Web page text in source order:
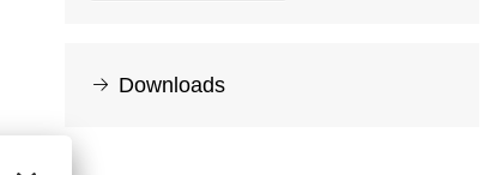
Downloads